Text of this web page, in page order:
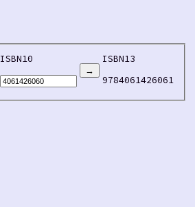
ISBN10
ISBN13
9784061426061